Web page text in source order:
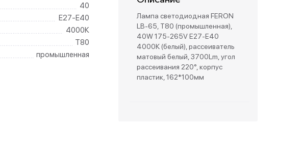
Беспроводные розетки
Розетки садово-парковые
40
E27-E40
4000К
T80
промышленная
Лампа светодиодная FERON
LB-65, T80 (промышленная),
40W 175-265V E27-E40
4000К (белый), рассеиватель
матовый белый, 3700Lm, угол
рассеивания 220°, корпус
пластик, 162*100мм